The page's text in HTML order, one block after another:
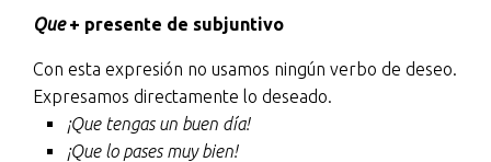
Que+ presente de subjuntivo
Con esta expresión no usamos ningún verbo de deseo.
Expresamos directamente lo deseado.
¡Que tengas un buen día!
¡Que lo pases muy bien!